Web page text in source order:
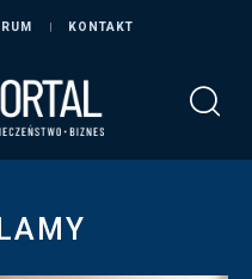
KONTAKT